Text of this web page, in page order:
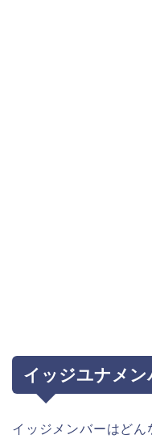
イッジユナメン
イッジメンバーはど